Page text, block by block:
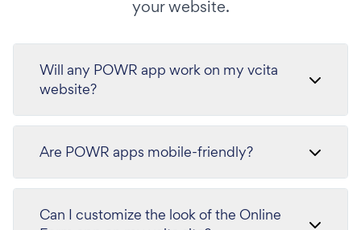
your website.
Will any POWR app work on my vcita
website?
Are POWR apps mobile-friendly?
Can I customize the look of the Online